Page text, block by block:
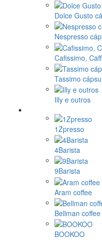
Dolce Gusto
Nespresso
Cafissimo,
Tassimo
Illy e outros
1Zpresso
4Barista
9Barista
Aram coffee
Bellman coffee
BOOKOO